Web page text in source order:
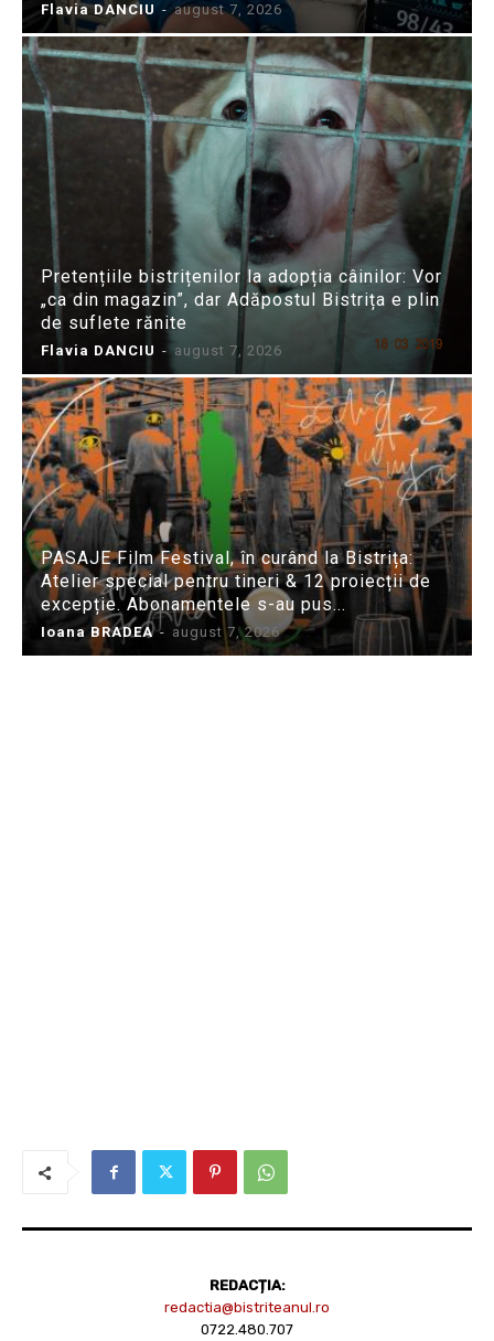
Flavia DANCIU - august 7, 2026
Pretențiile bistrițenilor la adopția câinilor: Vor
„ca din magazin”, dar Adăpostul Bistrița e plin
de suflete rănite
Flavia DANCIU - august 7, 2026
PASAJE Film Festival, în curând la Bistrița:
Atelier special pentru tineri & 12 proiecții de
excepție. Abonamentele s-au pus...
Ioana BRADEA - august 7, 2026
REDACȚIA:
redactia@bistriteanul.ro
0722.480.707